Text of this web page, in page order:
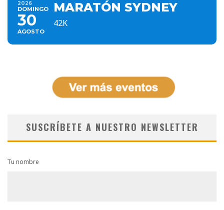
2026
DOMINGO
30
AGOSTO
MARATÓN SYDNEY
42K
SUSCRÍBETE A NUESTRO NEWSLETTER
Tu nombre